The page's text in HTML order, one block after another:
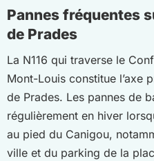
Pannes fréquentes
de Prades
La N116 qui traverse le
Mont-Louis constitue l’axe
de Prades. Les pannes de
régulièrement en hiver
au pied du Canigou,
ville et du parking de la